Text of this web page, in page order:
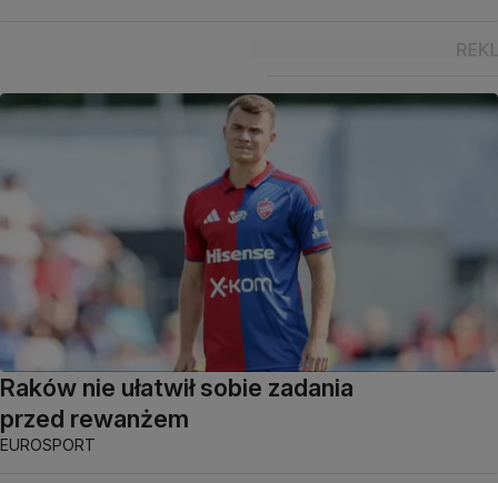
Raków nie ułatwił sobie zadania
przed rewanżem
EUROSPORT